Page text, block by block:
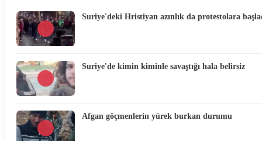
Suriye'deki Hristiyan azınlık da protestolara
Suriye'de kimin kiminle savaştığı hala belirsiz
Afgan göçmenlerin yürek burkan durumu